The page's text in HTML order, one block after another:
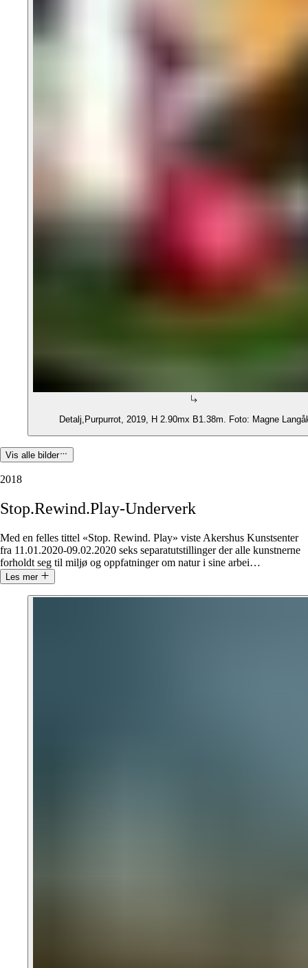
Detalj,Purpurrot, 2019, H 2.90mx B1.38m. Foto: Magne
Vis alle bilder
2018
Stop.Rewind.Play-Underverk
Med en felles tittel «Stop. Rewind. Play» viste Akershus Kunstsenter
fra 11.01.2020-09.02.2020 seks separatutstillinger der alle kunstnerne
forholdt seg til miljø og oppfatninger om natur i sine arbei…
Les mer